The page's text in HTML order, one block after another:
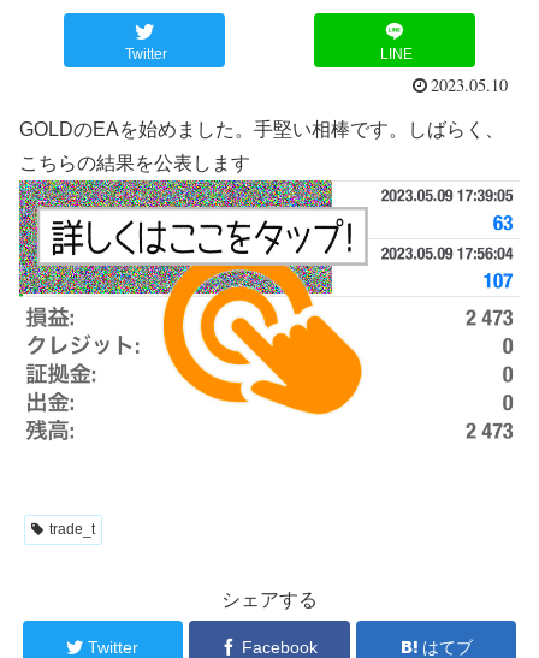
Twitter LINE
2023.05.10
GOLDのEAを始めました。手堅い相棒です。しばらく、
こちらの結果を公表します
trade_t
シェアする
Twitter Facebook はてブ